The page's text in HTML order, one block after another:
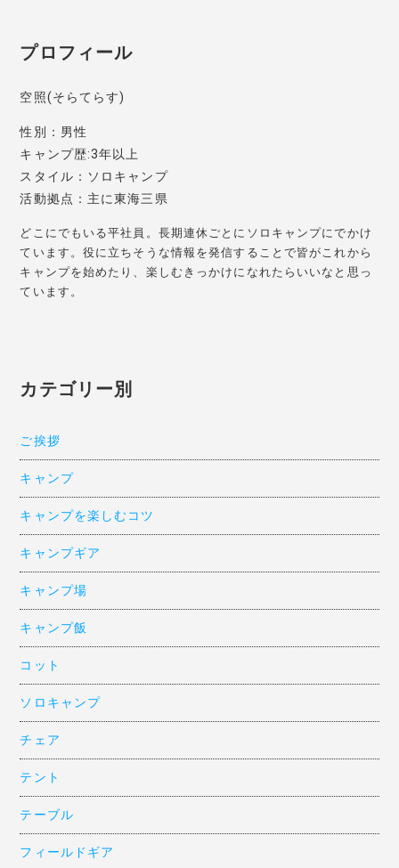
プロフィール
空照(そらてらす)
性別：男性
キャンプ歴:3年以上
スタイル：ソロキャンプ
活動拠点：主に東海三県
どこにでもいる平社員。長期連休ごとにソロキャンプにでかけ
ています。役に立ちそうな情報を発信することで皆がこれから
キャンプを始めたり、楽しむきっかけになれたらいいなと思っ
ています。
カテゴリー別
ご挨拶
キャンプ
キャンプを楽しむコツ
キャンプギア
キャンプ場
キャンプ飯
コット
ソロキャンプ
チェア
テント
テーブル
フィールドギア